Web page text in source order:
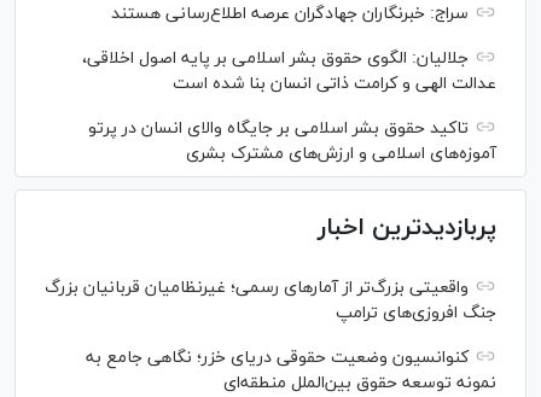
سراج: خبرنگاران جهادگران عرصه اطلاع‌رسانی هستند
جلالیان: الگوی حقوق بشر اسلامی بر پایه اصول اخلاقی،
عدالت الهی و کرامت ذاتی انسان بنا شده است
تاکید حقوق بشر اسلامی بر جایگاه والای انسان در پرتو
آموزه‌های اسلامی و ارزش‌های مشترک بشری
پربازدیدترین اخبار
واقعیتی بزرگ‌تر از آمار‌های رسمی؛ غیرنظامیان قربانیان بزرگ
جنگ افروزی‌های ترامپ
کنوانسیون وضعیت حقوقی دریای خزر؛ نگاهی جامع به
نمونه توسعه حقوق بین‌الملل منطقه‌ای